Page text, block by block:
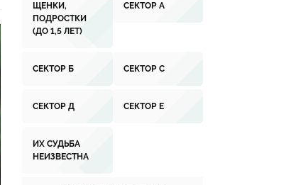
ЩЕНКИ,
ПОДРОСТКИ
(ДО 1,5 ЛЕТ)
СЕКТОР А
СЕКТОР Б СЕКТОР С
СЕКТОР Д СЕКТОР Е
ИХ СУДЬБА
НЕИЗВЕСТНА